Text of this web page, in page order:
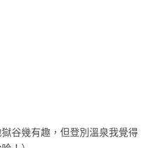
谷幾有趣，但登別溫泉我覺得